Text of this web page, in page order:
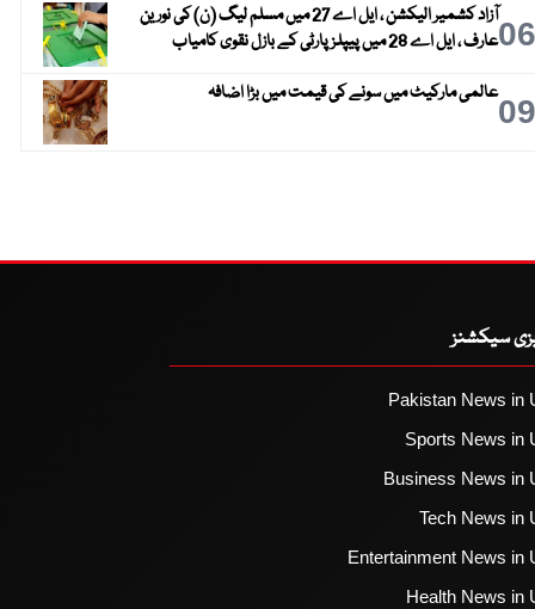
06
آزاد کشمیر الیکشن ، ایل اے 27 میں مسلم لیگ (ن) کی نورین
عارف ، ایل اے 28 میں پیپلز پارٹی کے بازل نقوی کامیاب
09عالمی مارکیٹ میں سونے کی قیمت میں بڑا اضافہ
سیکشنز
Pakistan News in
Sports News in
Business News in
Tech News in
Entertainment News in
Health News in